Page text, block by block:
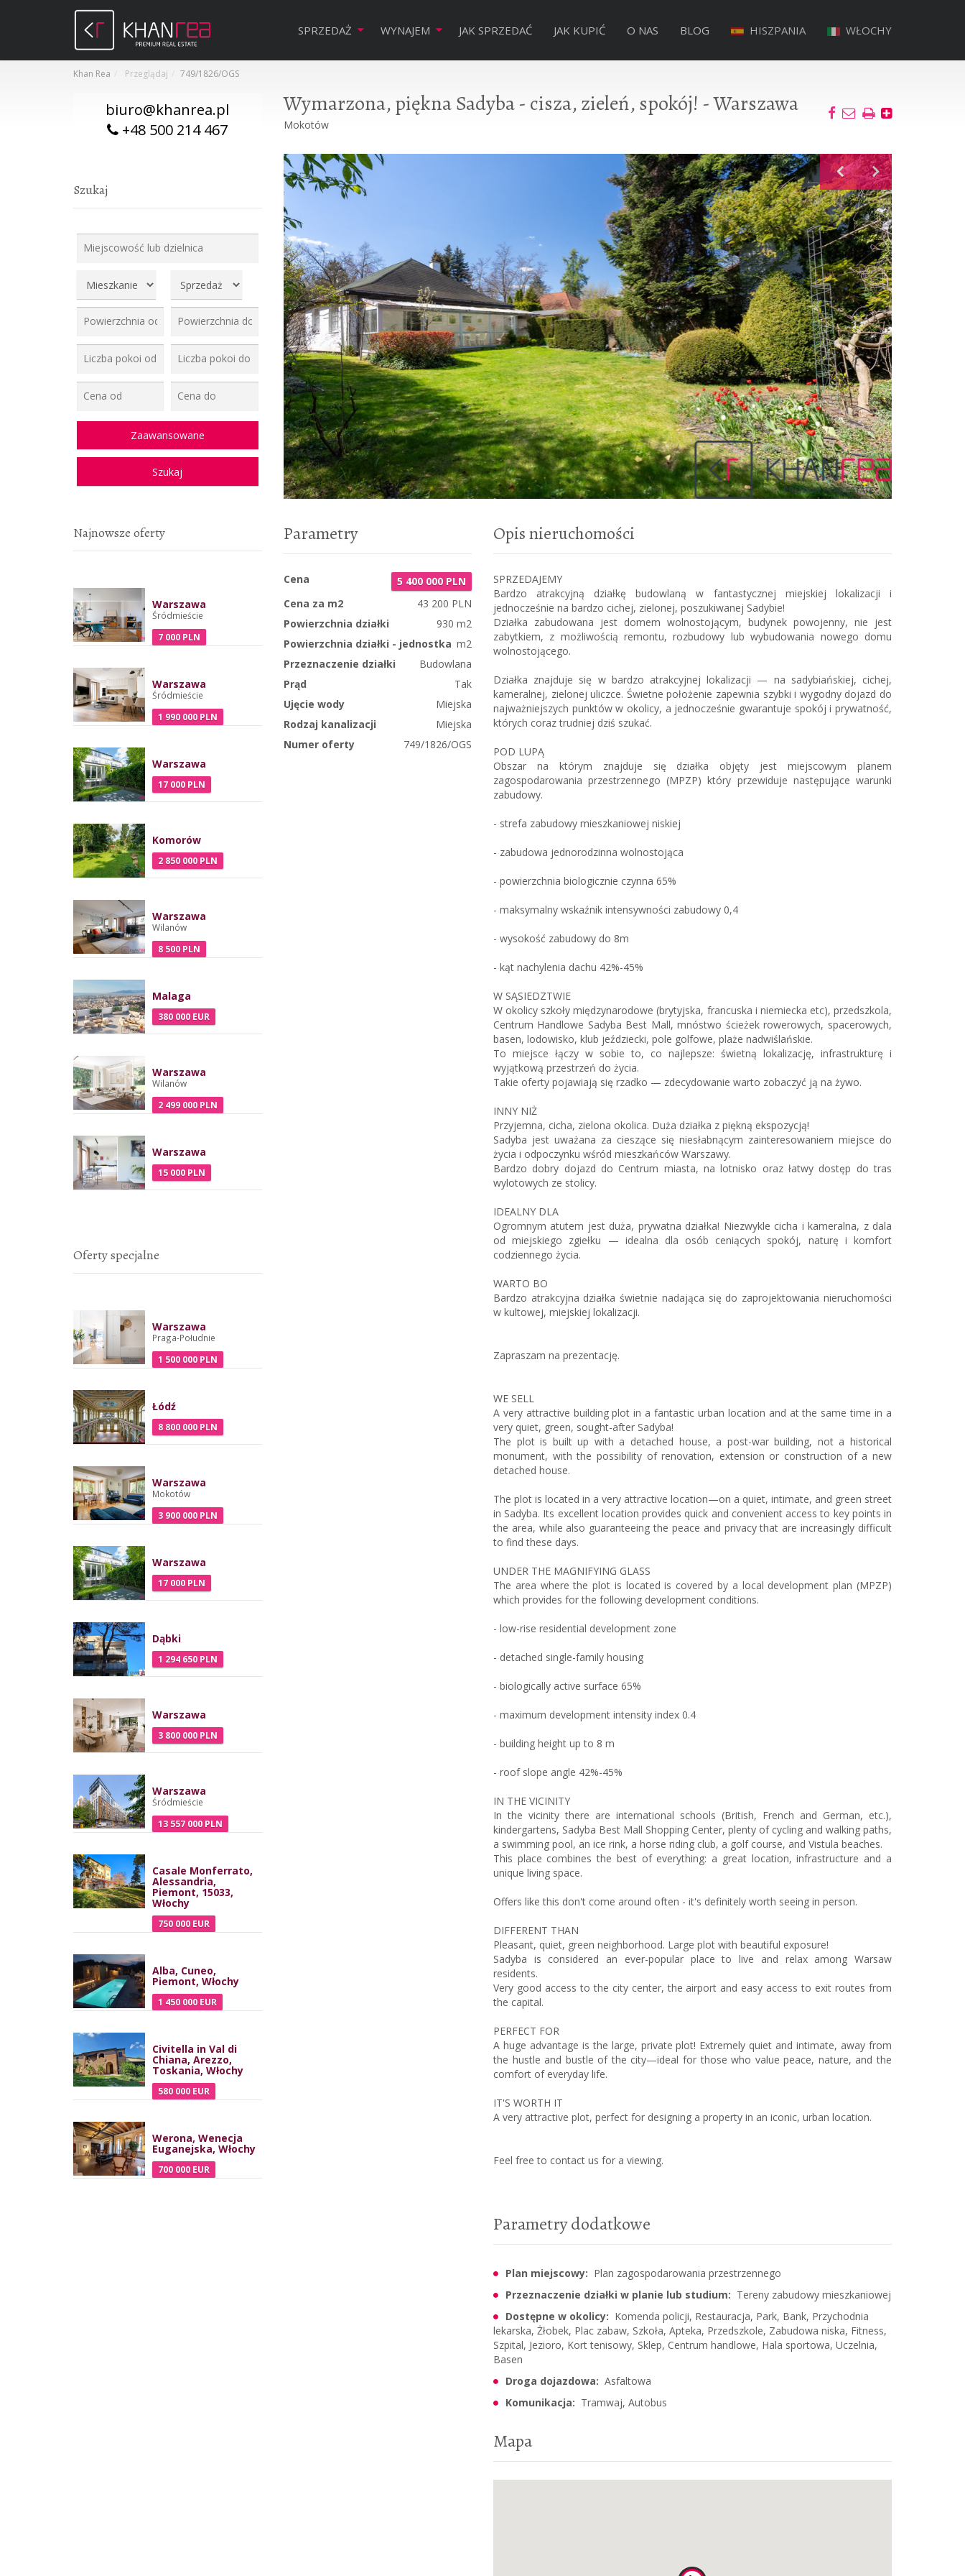
SPRZEDAŻ WYNAJEM JAK SPRZEDAĆ JAK KUPIĆ O NAS BLOG HISZPANIA WŁOCHY
Khan Rea Przeglądaj 749/1826/OGS
biuro@khanrea.pl
+48 500 214 467
Szukaj
Najnowsze oferty
Warszawa
Śródmieście
7 000 PLN
Warszawa
Śródmieście
1 990 000 PLN
Warszawa
17 000 PLN
Komorów
2 850 000 PLN
Warszawa
Wilanów
8 500 PLN
Malaga
380 000 EUR
Warszawa
Wilanów
2 499 000 PLN
Warszawa
15 000 PLN
Oferty specjalne
Warszawa
Praga-Południe
1 500 000 PLN
Łódź
8 800 000 PLN
Warszawa
Mokotów
3 900 000 PLN
Warszawa
17 000 PLN
Dąbki
1 294 650 PLN
Warszawa
3 800 000 PLN
Warszawa
Śródmieście
13 557 000 PLN
Casale Monferrato,
Alessandria,
Piemont, 15033,
Włochy
750 000 EUR
Alba, Cuneo,
Piemont, Włochy
1 450 000 EUR
Civitella in Val di
Chiana, Arezzo,
Toskania, Włochy
580 000 EUR
Werona, Wenecja
Euganejska, Włochy
700 000 EUR
Wymarzona, piękna Sadyba - cisza, zieleń, spokój! - Warszawa
Mokotów
Parametry
Cena
5 400 000 PLN
Cena za m2
43 200 PLN
Powierzchnia działki
930 m2
Powierzchnia działki - jednostka m2
Przeznaczenie działki
Budowlana
Prąd
Tak
Ujęcie wody
Miejska
Rodzaj kanalizacji
Miejska
Numer oferty
749/1826/OGS
Opis nieruchomości
SPRZEDAJEMY
Bardzo atrakcyjną działkę budowlaną w fantastycznej miejskiej lokalizacji i
jednocześnie na bardzo cichej, zielonej, poszukiwanej Sadybie!
Działka zabudowana jest domem wolnostojącym, budynek powojenny, nie jest
zabytkiem, z możliwością remontu, rozbudowy lub wybudowania nowego domu
wolnostojącego.
Działka znajduje się w bardzo atrakcyjnej lokalizacji — na sadybiańskiej, cichej,
kameralnej, zielonej uliczce. Świetne położenie zapewnia szybki i wygodny dojazd do
najważniejszych punktów w okolicy, a jednocześnie gwarantuje spokój i prywatność,
których coraz trudniej dziś szukać.
POD LUPĄ
Obszar na którym znajduje się działka objęty jest miejscowym planem
zagospodarowania przestrzennego (MPZP) który przewiduje następujące warunki
zabudowy.
- strefa zabudowy mieszkaniowej niskiej
- zabudowa jednorodzinna wolnostojąca
- powierzchnia biologicznie czynna 65%
- maksymalny wskaźnik intensywności zabudowy 0,4
- wysokość zabudowy do 8m
- kąt nachylenia dachu 42%-45%
W SĄSIEDZTWIE
W okolicy szkoły międzynarodowe (brytyjska, francuska i niemiecka etc), przedszkola,
Centrum Handlowe Sadyba Best Mall, mnóstwo ścieżek rowerowych, spacerowych,
basen, lodowisko, klub jeździecki, pole golfowe, plaże nadwiślańskie.
To miejsce łączy w sobie to, co najlepsze: świetną lokalizację, infrastrukturę i
wyjątkową przestrzeń do życia.
Takie oferty pojawiają się rzadko — zdecydowanie warto zobaczyć ją na żywo.
INNY NIŻ
Przyjemna, cicha, zielona okolica. Duża działka z piękną ekspozycją!
Sadyba jest uważana za cieszące się niesłabnącym zainteresowaniem miejsce do
życia i odpoczynku wśród mieszkańców Warszawy.
Bardzo dobry dojazd do Centrum miasta, na lotnisko oraz łatwy dostęp do tras
wylotowych ze stolicy.
IDEALNY DLA
Ogromnym atutem jest duża, prywatna działka! Niezwykle cicha i kameralna, z dala
od miejskiego zgiełku — idealna dla osób ceniących spokój, naturę i komfort
codziennego życia.
WARTO BO
Bardzo atrakcyjna działka świetnie nadająca się do zaprojektowania nieruchomości
w kultowej, miejskiej lokalizacji.
Zapraszam na prezentację.
WE SELL
A very attractive building plot in a fantastic urban location and at the same time in a
very quiet, green, sought-after Sadyba!
The plot is built up with a detached house, a post-war building, not a historical
monument, with the possibility of renovation, extension or construction of a new
detached house.
The plot is located in a very attractive location—on a quiet, intimate, and green street
in Sadyba. Its excellent location provides quick and convenient access to key points in
the area, while also guaranteeing the peace and privacy that are increasingly difficult
to find these days.
UNDER THE MAGNIFYING GLASS
The area where the plot is located is covered by a local development plan (MPZP)
which provides for the following development conditions.
- low-rise residential development zone
- detached single-family housing
- biologically active surface 65%
- maximum development intensity index 0.4
- building height up to 8 m
- roof slope angle 42%-45%
IN THE VICINITY
In the vicinity there are international schools (British, French and German, etc.),
kindergartens, Sadyba Best Mall Shopping Center, plenty of cycling and walking paths,
a swimming pool, an ice rink, a horse riding club, a golf course, and Vistula beaches.
This place combines the best of everything: a great location, infrastructure and a
unique living space.
Offers like this don't come around often - it's definitely worth seeing in person.
DIFFERENT THAN
Pleasant, quiet, green neighborhood. Large plot with beautiful exposure!
Sadyba is considered an ever-popular place to live and relax among Warsaw
residents.
Very good access to the city center, the airport and easy access to exit routes from
the capital.
PERFECT FOR
A huge advantage is the large, private plot! Extremely quiet and intimate, away from
the hustle and bustle of the city—ideal for those who value peace, nature, and the
comfort of everyday life.
IT'S WORTH IT
A very attractive plot, perfect for designing a property in an iconic, urban location.
Feel free to contact us for a viewing.
Parametry dodatkowe
Plan miejscowy: Plan zagospodarowania przestrzennego
Przeznaczenie działki w planie lub studium: Tereny zabudowy mieszkaniowej
Dostępne w okolicy: Komenda policji, Restauracja, Park, Bank, Przychodnia
lekarska, Żłobek, Plac zabaw, Szkoła, Apteka, Przedszkole, Zabudowa niska, Fitness,
Szpital, Jezioro, Kort tenisowy, Sklep, Centrum handlowe, Hala sportowa, Uczelnia,
Basen
Droga dojazdowa: Asfaltowa
Komunikacja: Tramwaj, Autobus
Mapa